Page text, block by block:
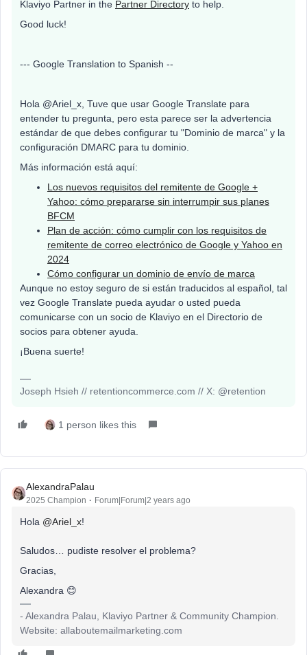
Klaviyo Partner in the Partner Directory to help.
Good luck!
--- Google Translation to Spanish --
Hola @Ariel_x, Tuve que usar Google Translate para
entender tu pregunta, pero esta parece ser la advertencia
estándar de que debes configurar tu "Dominio de marca" y la
configuración DMARC para tu dominio.
Más información está aquí:
Los nuevos requisitos del remitente de Google +
Yahoo: cómo prepararse sin interrumpir sus planes
BFCM
Plan de acción: cómo cumplir con los requisitos de
remitente de correo electrónico de Google y Yahoo en
2024
Cómo configurar un dominio de envío de marca
Aunque no estoy seguro de si están traducidos al español, tal
vez Google Translate pueda ayudar o usted pueda
comunicarse con un socio de Klaviyo en el Directorio de
socios para obtener ayuda.
¡Buena suerte!
Joseph Hsieh // retentioncommerce.com // X: @retention
1 person likes this
AlexandraPalau
2025 Champion Forum|Forum|2 years ago
Hola @Ariel_x!
Saludos… pudiste resolver el problema?
Gracias,
Alexandra 😊
- Alexandra Palau, Klaviyo Partner & Community Champion.
Website: allaboutemailmarketing.com